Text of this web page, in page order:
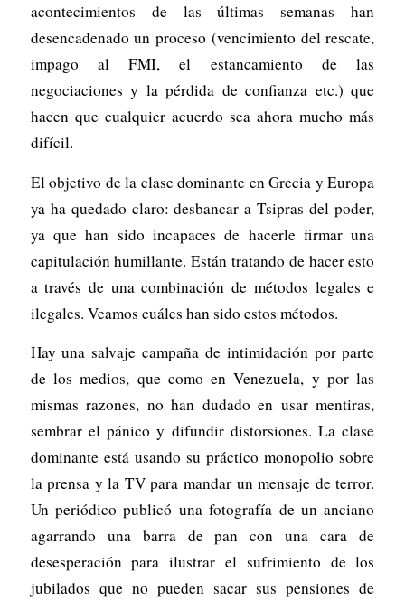
acontecimientos de las últimas semanas han
desencadenado un proceso (vencimiento del rescate,
impago al FMI, el estancamiento de las
negociaciones y la pérdida de confianza etc.) que
hacen que cualquier acuerdo sea ahora mucho más
difícil.
El objetivo de la clase dominante en Grecia y Europa
ya ha quedado claro: desbancar a Tsipras del poder,
ya que han sido incapaces de hacerle firmar una
capitulación humillante. Están tratando de hacer esto
a través de una combinación de métodos legales e
ilegales. Veamos cuáles han sido estos métodos.
Hay una salvaje campaña de intimidación por parte
de los medios, que como en Venezuela, y por las
mismas razones, no han dudado en usar mentiras,
sembrar el pánico y difundir distorsiones. La clase
dominante está usando su práctico monopolio sobre
la prensa y la TV para mandar un mensaje de terror.
Un periódico publicó una fotografía de un anciano
agarrando una barra de pan con una cara de
desesperación para ilustrar el sufrimiento de los
jubilados que no pueden sacar sus pensiones de